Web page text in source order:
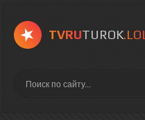
TVRUTUROK.LOL